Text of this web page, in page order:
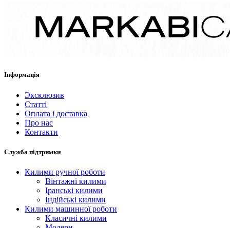
Інформація
Эксклюзив
Статті
Оплата і доставка
Про нас
Контакти
Служба підтримки
Килими ручної роботи
Вінтажні килими
Іранські килими
Індійські килими
Килими машинної роботи
Класичні килими